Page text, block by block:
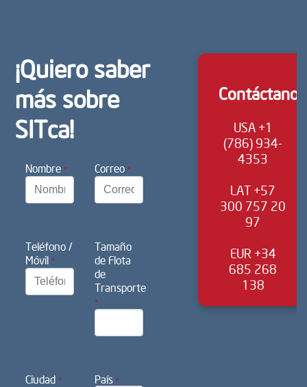
¡Quiero saber
más sobre
SITca!
Nombre* Correo*
Teléfono /
Móvil*
Tamaño
de Flota
de
Transporte
*
Ciudad* País*
Contáctanos
USA +1
(786) 934-
4353
LAT +57
300 757 20
97
EUR +34
685 268
138